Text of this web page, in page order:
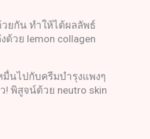
ยกัน ทำให้ได้ผลลัพธ์
ด้วย lemon collagen
มื่นไปกับครีมบำรุงแพงๆ
พิสูจน์ด้วย neutro skin